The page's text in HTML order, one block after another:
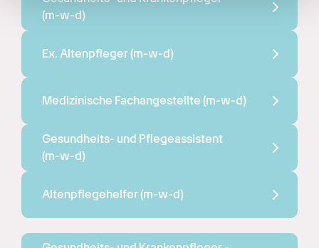
gesammelt haben.
(m-w-d)
Ex. Altenpfleger (m-w-d)
Medizinische Fachangestellte (m-w-d)
(m-w-d)
Altenpflegehelfer (m-w-d)